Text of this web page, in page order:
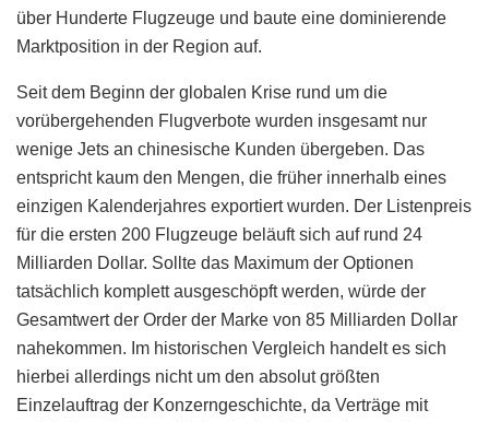
über Hunderte Flugzeuge und baute eine dominierende
Marktposition in der Region auf.
Seit dem Beginn der globalen Krise rund um die
vorübergehenden Flugverbote wurden insgesamt nur
wenige Jets an chinesische Kunden übergeben. Das
entspricht kaum den Mengen, die früher innerhalb eines
einzigen Kalenderjahres exportiert wurden. Der Listenpreis
für die ersten 200 Flugzeuge beläuft sich auf rund 24
Milliarden Dollar. Sollte das Maximum der Optionen
tatsächlich komplett ausgeschöpft werden, würde der
Gesamtwert der Order der Marke von 85 Milliarden Dollar
nahekommen. Im historischen Vergleich handelt es sich
hierbei allerdings nicht um den absolut größten
Einzelauftrag der Konzerngeschichte, da Verträge mit